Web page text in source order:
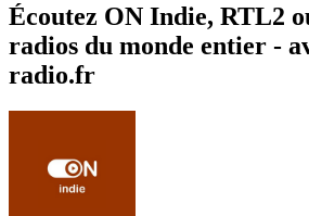
Écoutez ON Indie, RTL2
radios du monde entier -
radio.fr